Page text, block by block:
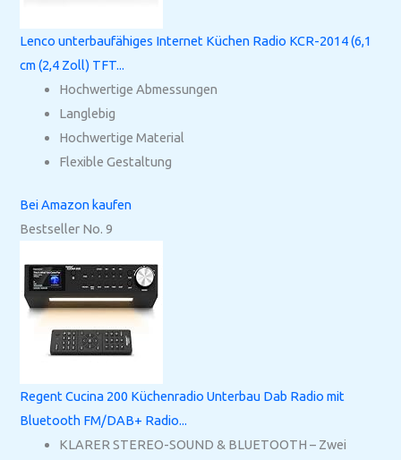
Lenco unterbaufähiges Internet Küchen Radio KCR-2014 (6,1
cm (2,4 Zoll) TFT...
Hochwertige Abmessungen
Langlebig
Hochwertige Material
Flexible Gestaltung
Bei Amazon kaufen
Bestseller No. 9
Regent Cucina 200 Küchenradio Unterbau Dab Radio mit
Bluetooth FM/DAB+ Radio...
KLARER STEREO-SOUND & BLUETOOTH – Zwei